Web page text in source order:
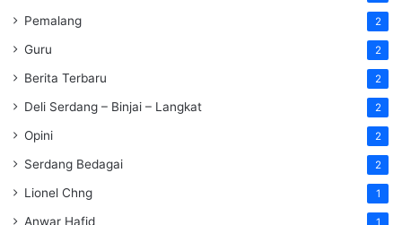
Pemalang 2
Guru 2
Berita Terbaru 2
Deli Serdang – Binjai – Langkat 2
Opini 2
Serdang Bedagai 2
Lionel Chng 1
Anwar Hafid 1